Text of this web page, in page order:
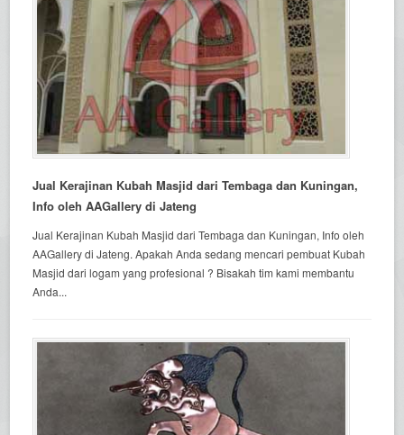
Jual Kerajinan Kubah Masjid dari Tembaga dan Kuningan,
Info oleh AAGallery di Jateng
Jual Kerajinan Kubah Masjid dari Tembaga dan Kuningan, Info oleh
AAGallery di Jateng. Apakah Anda sedang mencari pembuat Kubah
Masjid dari logam yang profesional ? Bisakah tim kami membantu
Anda...